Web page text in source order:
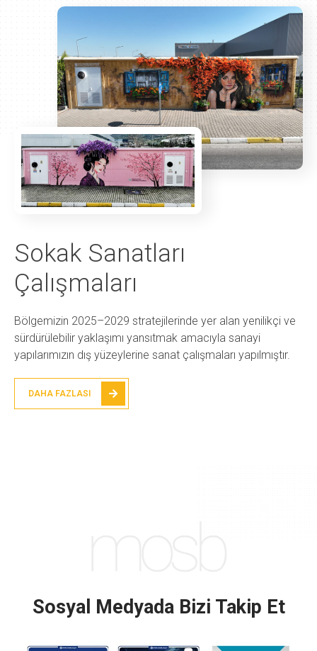
Sokak Sanatları
Çalışmaları
Bölgemizin 2025–2029 stratejilerinde yer alan yenilikçi ve
sürdürülebilir yaklaşımı yansıtmak amacıyla sanayi
yapılarımızın dış yüzeylerine sanat çalışmaları yapılmıştır.
DAHA FAZLASI
Sosyal Medyada Bizi Takip Et